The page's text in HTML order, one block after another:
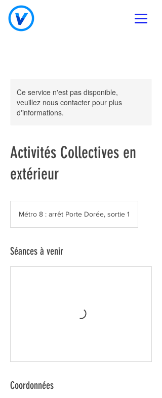
Ce service n'est pas disponible,
veuillez nous contacter pour plus
d'informations.
Activités Collectives en
extérieur
Métro 8 : arrêt Porte Dorée, sortie 1
Séances à venir
Coordonnées